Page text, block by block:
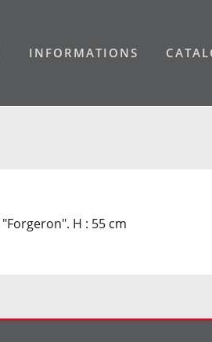
INFORMATIONS
H : 55 cm